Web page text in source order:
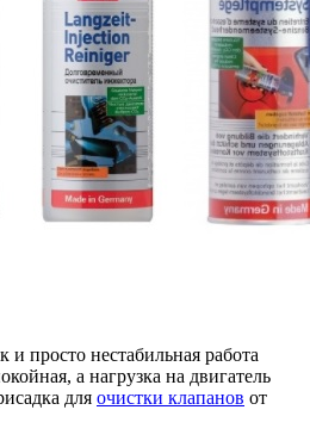
просто нестабильная работа
а нагрузка на двигатель
для очистки клапанов от